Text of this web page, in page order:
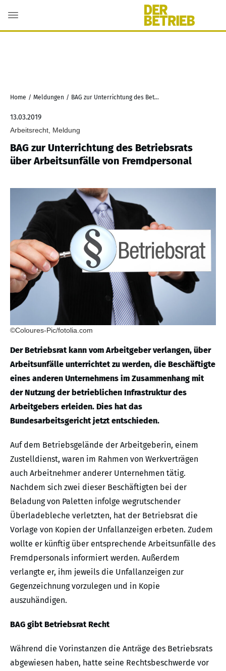
Home / Meldungen / BAG zur Unterrichtung des Betriebsrats über Arbeitsunfälle von Fremdpersonal
13.03.2019
Arbeitsrecht, Meldung
BAG zur Unterrichtung des Betriebsrats
über Arbeitsunfälle von Fremdpersonal
©Coloures-Pic/fotolia.com
Der Betriebsrat kann vom Arbeitgeber verlangen, über
Arbeitsunfälle unterrichtet zu werden, die Beschäftigte
eines anderen Unternehmens im Zusammenhang mit
der Nutzung der betrieblichen Infrastruktur des
Arbeitgebers erleiden. Dies hat das
Bundesarbeitsgericht jetzt entschieden.
Auf dem Betriebsgelände der Arbeitgeberin, einem
Zustelldienst, waren im Rahmen von Werkverträgen
auch Arbeitnehmer anderer Unternehmen tätig.
Nachdem sich zwei dieser Beschäftigten bei der
Beladung von Paletten infolge wegrutschender
Überladebleche verletzten, hat der Betriebsrat die
Vorlage von Kopien der Unfallanzeigen erbeten. Zudem
wollte er künftig über entsprechende Arbeitsunfälle des
Fremdpersonals informiert werden. Außerdem
verlangte er, ihm jeweils die Unfallanzeigen zur
Gegenzeichnung vorzulegen und in Kopie
auszuhändigen.
BAG gibt Betriebsrat Recht
Während die Vorinstanzen die Anträge des Betriebsrats
abgewiesen haben, hatte seine Rechtsbeschwerde vor